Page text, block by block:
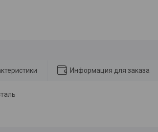
Информация для заказа